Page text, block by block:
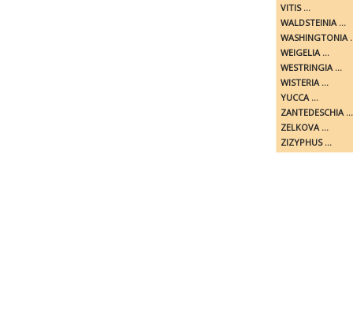
VITIS ...
WALDSTEINIA ...
WASHINGTONIA
WEIGELIA ...
WESTRINGIA ...
WISTERIA ...
YUCCA ...
ZANTEDESCHIA ...
ZELKOVA ...
ZIZYPHUS ...